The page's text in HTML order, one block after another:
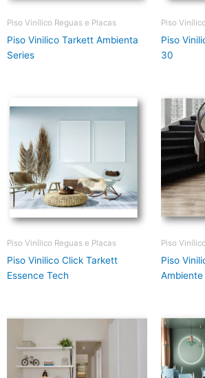
Piso Vinílico Reguas e Placas
Piso Vinilico Tarkett Ambienta
Series
Piso
Piso
30
Piso Vinílico Reguas e Placas
Piso Vinilico Click Tarkett
Essence Tech
Piso
Piso
Ambiente